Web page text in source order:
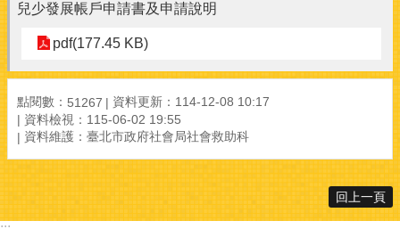
兒少發展帳戶申請書及申請說明
pdf(177.45 KB)
點閱數： 51267 資料更新： 114-12-08 10:17
資料檢視： 115-06-02 19:55
資料維護： 臺北市政府社會局社會救助科
回上一頁